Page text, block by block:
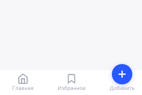
Главная Избранное Добавить